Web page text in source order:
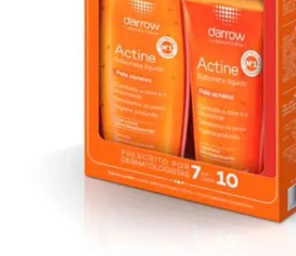
9
esmalte
10 ºabsorvente